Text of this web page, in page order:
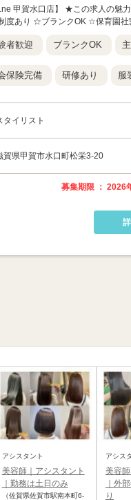
甲賀水口店】 ★この求人の
度あり ☆ブランクOK ☆保育園
者歓迎 ブランクOK
保険完備 研修あり 服
タイリスト
賀県甲賀市水口町松栄3-20
募集期限 ： 2026
アシスタント
美容師｜アシスタント
｜勤務は土日のみ
（佐賀県佐賀市駅南本町6-
アシス
美容
｜外
り